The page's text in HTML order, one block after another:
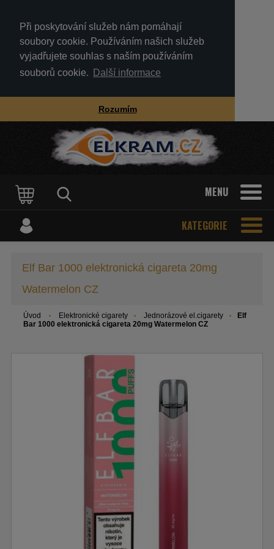
Při poskytování služeb nám pomáhají
soubory cookie. Používáním našich služeb
vyjadřujete souhlas s naším používáním
souborů cookie.
Další informace
Rozumím
MENU
KATEGORIE
Elf Bar 1000 elektronická cigareta 20mg
Watermelon CZ
Úvod Elektronické cigarety Jednorázové el.cigarety
Elf
Bar 1000 elektronická cigareta 20mg Watermelon CZ